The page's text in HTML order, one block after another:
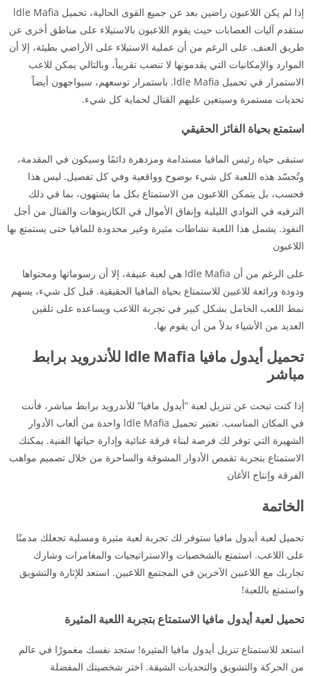
إذا لم يكن اللاعبون راضين بعد عن جميع القوى الحالية، تحميل ldle Mafia
ستقدم آليات العصابات حيث يقوم اللاعبون بالاستيلاء على مناطق أخرى عن
طريق العنف. على الرغم من أن عملية الاستيلاء على الأراضي بطيئة، إلا أن
الموارد والإمكانيات التي يقدمونها لا تنضب تقريباً، وبالتالي يمكن للاعب
الاستمرار في تحميل ldle Mafia. باستمرار توسعهم، سيواجهون أيضاً
تحديات مستمرة وسيتعين عليهم القتال لحماية كل شيء.
استمتع بحياة الفائز الحقيقي
ستبقى حياة رئيس المافيا مستدامة ومزدهرة دائمًا وسيكون في المقدمة،
وتُجسّد هذه اللعبة كل شيء بوضوح وواقعية وفي كل تفصيل. ليس هذا
فحسب، بل يتمكن اللاعبون من الاستمتاع بكل ما يشتهون، بما في ذلك
الترفيه في النوادي الليلية وإنفاق الأموال في الكازينوهات والقتال من أجل
النفوذ. يشمل هذا اللعبة نشاطات مثيرة وغير محدودة للمافيا حتى يستمتع بها
اللاعبون
على الرغم من أن Idle Mafia هي لعبة عنيفة، إلا أن رسوماتها ومحتواها
ودودة ورائعة للاعبين للاستمتاع بحياة المافيا الحقيقية. قبل كل شيء، يسهم
نمط اللعب الخامل بشكل كبير في تجربة اللاعب ويساعده على تلقين
العديد من الأشياء بدلاً من أن يقوم بها.
تحميل أيدول مافيا ldle Mafia للأندرويد برابط
مباشر
إذا كنت تبحث عن تنزيل لعبة “أيدول مافيا” للأندرويد برابط مباشر، فأنت
في المكان المناسب. تعتبر تحميل ldle Mafia واحدة من ألعاب الأدوار
الشهيرة التي توفر لك فرصة لبناء فرقة غنائية وإدارة حياتها الفنية. يمكنك
الاستمتاع بتجربة تقمص الأدوار المشوقة والساحرة من خلال تصميم مواهب
الفرقة وإنتاج الأغان
الخاتمة
تحميل لعبة أيدول مافيا ستوفر لك تجربة لعبة مثيرة ومسلية تجعلك مدمنًا
على اللاعب. استمتع بالشخصيات والاستراتيجيات والمغامرات وشارك
تجاربك مع اللاعبين الآخرين في المجتمع اللاعبين. استعد للإثارة والتشويق
واستمتع باللعبة!
تحميل لعبة أيدول مافيا الاستمتاع بتجربة اللعبة المثيرة
استعد للاستمتاع تنزيل أيدول مافيا المثيرة! ستجد نفسك مغمورًا في عالم
من الحركة والتشويق والتحديات الشيقة. اختر شخصيتك المفضلة